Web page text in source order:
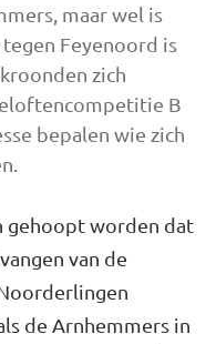
maar wel is
Feyenoord is
zich
B
bepalen wie zich
gehoopt worden dat
van de
de Arnhemmers in